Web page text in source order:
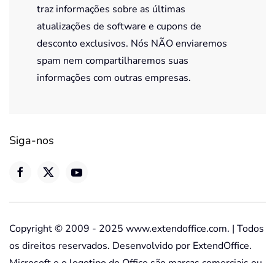
traz informações sobre as últimas
atualizações de software e cupons de
desconto exclusivos. Nós NÃO enviaremos
spam nem compartilharemos suas
informações com outras empresas.
Siga-nos
Copyright © 2009 - 2025 www.extendoffice.com. | Todos
os direitos reservados. Desenvolvido por ExtendOffice.